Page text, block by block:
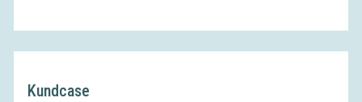
Kundcase